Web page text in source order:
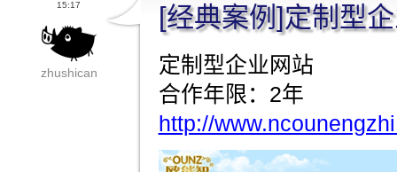
15:17
zhushican
[经典案例]定制型
定制型企业网站
合作年限：2年
http://